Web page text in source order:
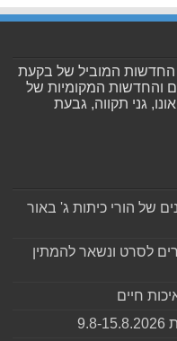
החדשות המוביל של בקעת
והחדשות המקומיות של
גני תקווה, גבעת
הצהרונים של הורי כיתות ג' באור
חברים לסרט ונשאר להמתין
חיים